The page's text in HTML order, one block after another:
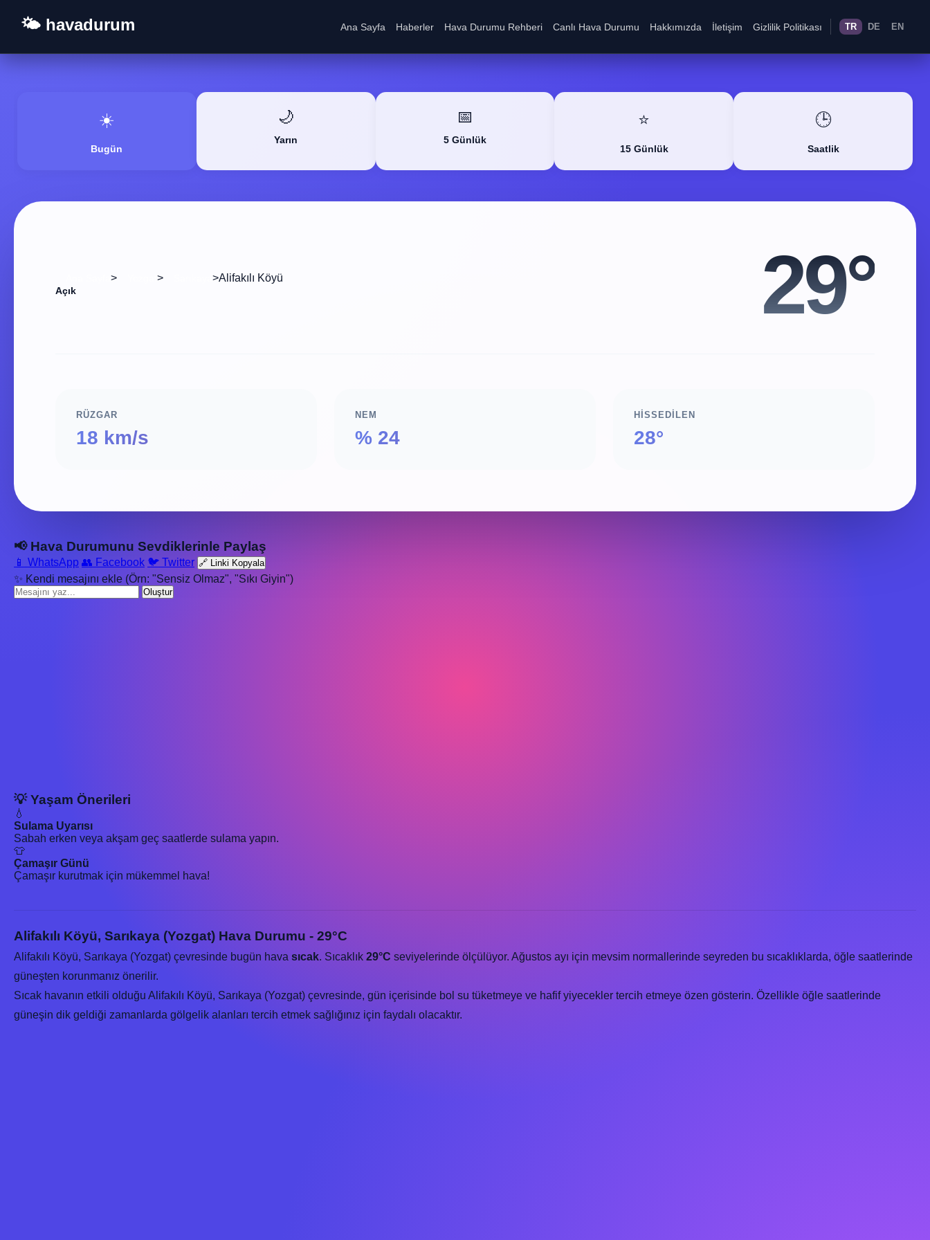
🌤️ havadurum Ana Sayfa Haberler Hava Durumu Rehberi Canlı Hava Durumu Hakkımızda İletişim Gizlilik Politikası TR DE EN
☀️
Bugün
🌙
Yarın
📅
5 Günlük
⭐
15 Günlük
🕒
Saatlik
> > >Alifakılı Köyü
Açık 29°
RÜZGAR
18 km/s
NEM
% 24
HISSEDILEN
28°
📢 Hava Durumunu Sevdiklerinle Paylaş
📱 WhatsApp 👥 Facebook 🐦 Twitter 🔗 Linki Kopyala
✨ Kendi mesajını ekle (Örn: "Sensiz Olmaz", "Sıkı Giyin")
Oluştur
💡 Yaşam Önerileri
💧
Sulama Uyarısı
Sabah erken veya akşam geç saatlerde sulama yapın.
👕
Çamaşır Günü
Çamaşır kurutmak için mükemmel hava!
Alifakılı Köyü, Sarıkaya (Yozgat) Hava Durumu - 29°C
Alifakılı Köyü, Sarıkaya (Yozgat) çevresinde bugün hava sıcak. Sıcaklık 29°C seviyelerinde ölçülüyor. Ağustos ayı için mevsim normallerinde seyreden bu sıcaklıklarda, öğle saatlerinde
güneşten korunmanız önerilir.
Sıcak havanın etkili olduğu Alifakılı Köyü, Sarıkaya (Yozgat) çevresinde, gün içerisinde bol su tüketmeye ve hafif yiyecekler tercih etmeye özen gösterin. Özellikle öğle saatlerinde
güneşin dik geldiği zamanlarda gölgelik alanları tercih etmek sağlığınız için faydalı olacaktır.